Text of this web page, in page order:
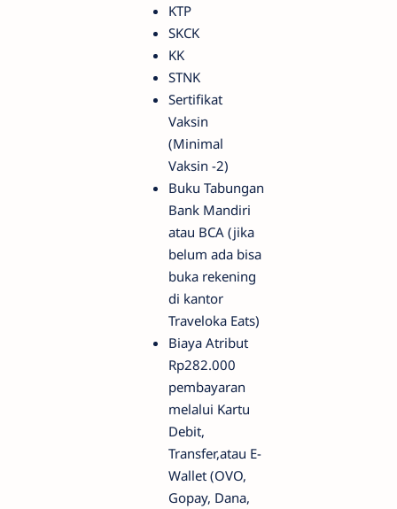
KTP
SKCK
KK
STNK
Sertifikat
Vaksin
(Minimal
Vaksin -2)
Buku Tabungan
Bank Mandiri
atau BCA (jika
belum ada bisa
buka rekening
di kantor
Traveloka Eats)
Biaya Atribut
Rp282.000
pembayaran
melalui Kartu
Debit,
Transfer,atau E-
Wallet (OVO,
Gopay, Dana,